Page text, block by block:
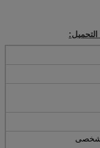
التحميل: